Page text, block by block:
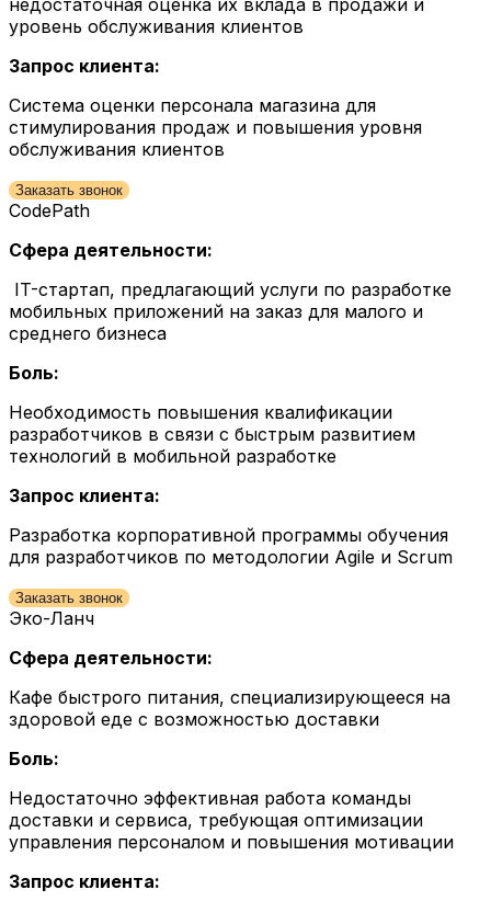
недостаточная оценка их вклада в продажи и
уровень обслуживания клиентов
Запрос клиента:
Система оценки персонала магазина для
стимулирования продаж и повышения уровня
обслуживания клиентов
Заказать звонок
CodePath
Сфера деятельности:
IT-стартап, предлагающий услуги по разработке
мобильных приложений на заказ для малого и
среднего бизнеса
Боль:
Необходимость повышения квалификации
разработчиков в связи с быстрым развитием
технологий в мобильной разработке
Запрос клиента:
Разработка корпоративной программы обучения
для разработчиков по методологии Agile и Scrum
Заказать звонок
Эко-Ланч
Сфера деятельности:
Кафе быстрого питания, специализирующееся на
здоровой еде с возможностью доставки
Боль:
Недостаточно эффективная работа команды
доставки и сервиса, требующая оптимизации
управления персоналом и повышения мотивации
Запрос клиента: